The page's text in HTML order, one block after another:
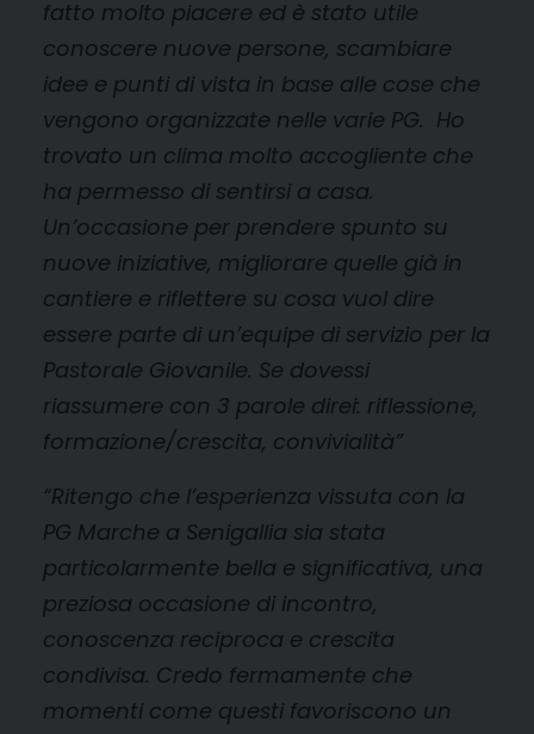
fatto molto piacere ed è stato utile
conoscere nuove persone, scambiare
idee e punti di vista in base alle cose che
vengono organizzate nelle varie PG. Ho
trovato un clima molto accogliente che
ha permesso di sentirsi a casa.
Un’occasione per prendere spunto su
nuove iniziative, migliorare quelle già in
cantiere e riflettere su cosa vuol dire
essere parte di un’equipe di servizio per la
Pastorale Giovanile. Se dovessi
riassumere con 3 parole direi: riflessione,
formazione/crescita, convivialità”
“Ritengo che l’esperienza vissuta con la
PG Marche a Senigallia sia stata
particolarmente bella e significativa, una
preziosa occasione di incontro,
conoscenza reciproca e crescita
condivisa. Credo fermamente che
momenti come questi favoriscono un